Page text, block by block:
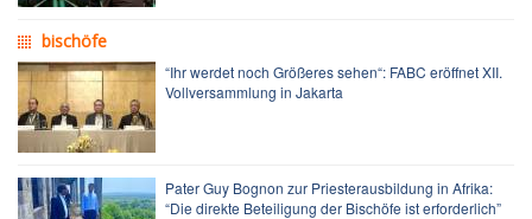
bischöfe
“Ihr werdet noch Größeres sehen“: FABC eröffnet XII.
Vollversammlung in Jakarta
Pater Guy Bognon zur Priesterausbildung in Afrika:
“Die direkte Beteiligung der Bischöfe ist erforderlich”